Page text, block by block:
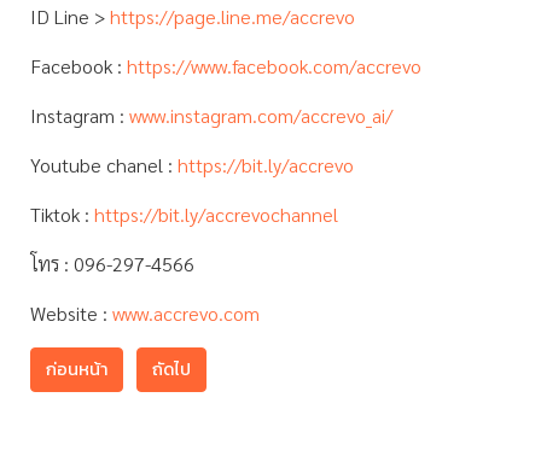
ID Line >https://page.line.me/accrevo
Facebook : https://www.facebook.com/accrevo
Instagram : www.instagram.com/accrevo_ai/
Youtube chanel : https://bit.ly/accrevo
Tiktok : https://bit.ly/accrevochannel
โทร : 096-297-4566
Website : www.accrevo.com
ก่อนหน้า ถัดไป